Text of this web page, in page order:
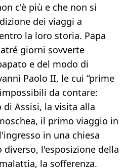
c'è più e che non si
dei viaggi a
la loro storia. Papa
giorni sovverte
e del modo di
Paolo II, le cui “prime
da contare:
Assisi, la visita alla
il primo viaggio in
in una chiesa
l'esposizione della
la sofferenza.